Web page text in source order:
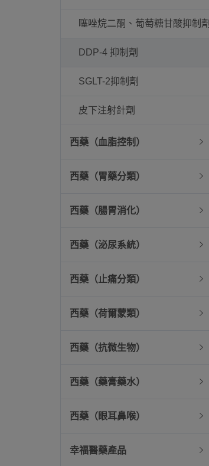
噻唑烷二酮、葡萄糖甘酸抑制劑
DDP-4 抑制劑
SGLT-2抑制劑
皮下注射針劑
西藥（血脂控制）
西藥（胃藥分類）
西藥（腸胃消化）
西藥（泌尿系統）
西藥（止痛分類）
西藥（荷爾蒙類）
西藥（抗微生物）
西藥（藥膏藥水）
西藥（眼耳鼻喉）
幸福醫藥產品